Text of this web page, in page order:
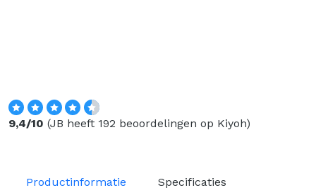
Waardering
9,4/10 (JB heeft 192 beoordelingen op Kiyoh)
Productinformatie Specificaties